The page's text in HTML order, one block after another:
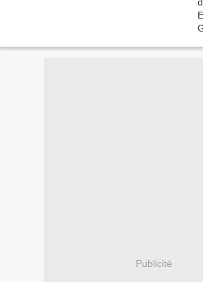
Publicité